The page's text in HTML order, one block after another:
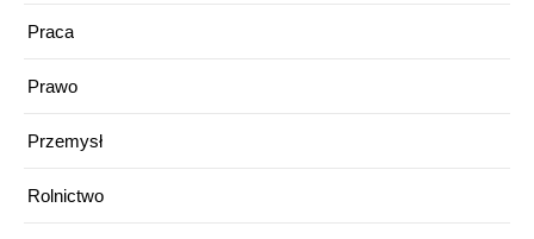
Praca
Prawo
Przemysł
Rolnictwo